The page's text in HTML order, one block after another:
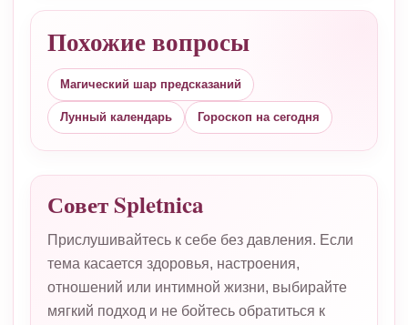
Похожие вопросы
Магический шар предсказаний
Лунный календарь Гороскоп на сегодня
Совет Spletnica
Прислушивайтесь к себе без давления. Если
тема касается здоровья, настроения,
отношений или интимной жизни, выбирайте
мягкий подход и не бойтесь обратиться к